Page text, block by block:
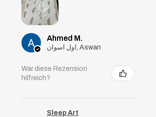
Ahmed M.
اول اسوان, Aswan
War diese Rezension
hilfreich?
Sleep Art